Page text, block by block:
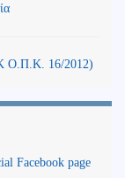
16/2012)
Facebook page